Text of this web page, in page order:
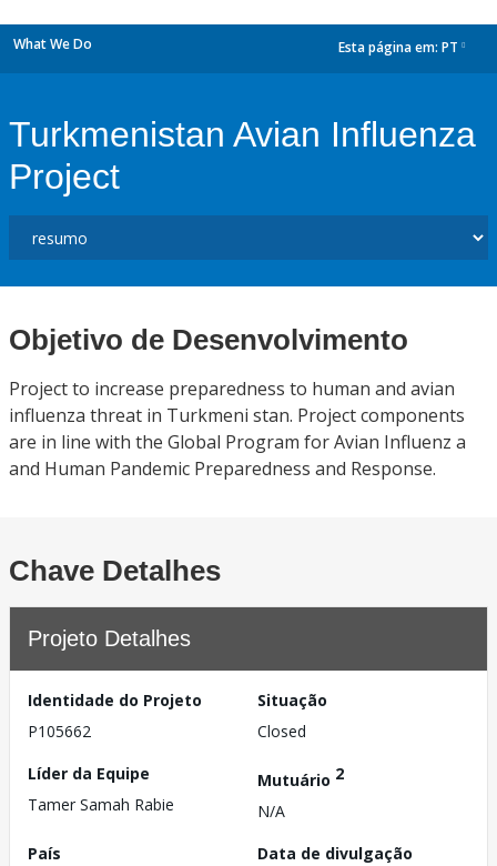
What We Do Esta página em: PT
Turkmenistan Avian Influenza
Project
Objetivo de Desenvolvimento
Project to increase preparedness to human and avian
influenza threat in Turkmeni stan. Project components
are in line with the Global Program for Avian Influenz a
and Human Pandemic Preparedness and Response.
Chave Detalhes
Projeto Detalhes
Identidade do Projeto
P105662
Situação
Closed
Líder da Equipe
Tamer Samah Rabie
Mutuário 2
N/A
País
Data de divulgação